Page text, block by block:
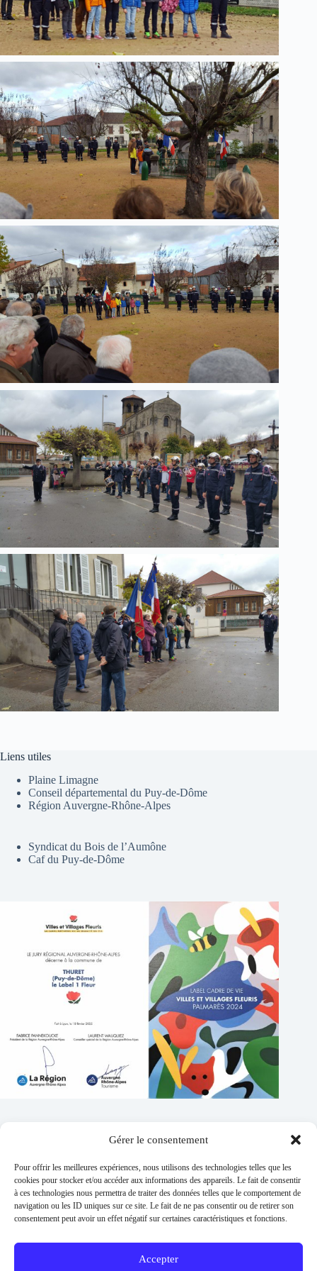
Gérer le consentement
Pour offrir les meilleures expériences, nous utilisons des technologies telles que les
cookies pour stocker et/ou accéder aux informations des appareils. Le fait de consentir
à ces technologies nous permettra de traiter des données telles que le comportement de
navigation ou les ID uniques sur ce site. Le fait de ne pas consentir ou de retirer son
consentement peut avoir un effet négatif sur certaines caractéristiques et fonctions.
Accepter
Liens utiles
Plaine Limagne
Conseil départemental du Puy-de-Dôme
Région Auvergne-Rhône-Alpes
Syndicat du Bois de l’Aumône
Caf du Puy-de-Dôme
Addresse :
1 place de l'église 63260 Thuret
Phone:
04 73 97 91 58
E-mail :